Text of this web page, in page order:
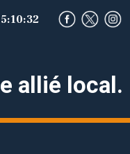
allié local.